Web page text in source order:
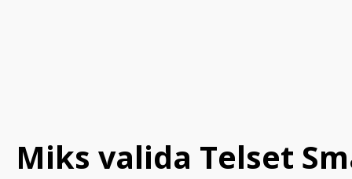
Miks valida Telset